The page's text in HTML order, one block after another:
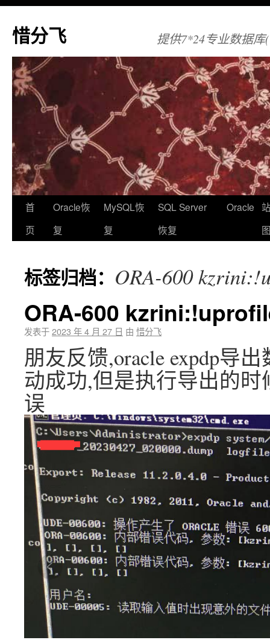
惜分飞 提供7*24专业数据库
首
页
Oracle恢
复
MySQL恢
复
SQL Server
恢复
Oracle
标签归档： ORA-600
ORA-600
发表于2023 年 4 月 27 日 由 惜分飞
朋友反馈,oracle expdp导
动成功,但是执行导出的时
误